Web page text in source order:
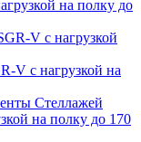
на полку до
V с нагрузкой на
Стеллажей